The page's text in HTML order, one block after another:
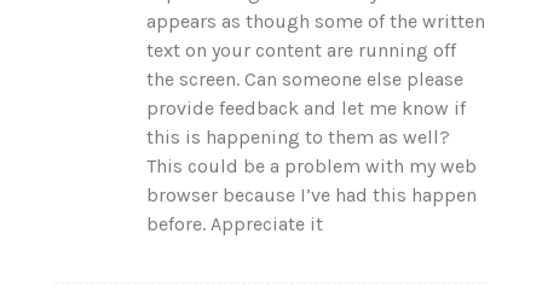
appears as though some of the written
text on your content are running off
the screen. Can someone else please
provide feedback and let me know if
this is happening to them as well?
This could be a problem with my web
browser because I’ve had this happen
before. Appreciate it